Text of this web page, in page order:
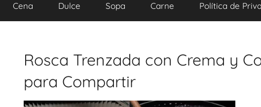
Cena Dulce Sopa Carne Política de
Rosca Trenzada con Crema y
para Compartir